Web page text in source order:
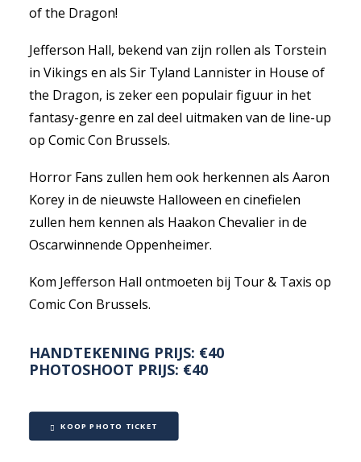
of the Dragon!
Jefferson Hall, bekend van zijn rollen als Torstein
in Vikings en als Sir Tyland Lannister in House of
the Dragon, is zeker een populair figuur in het
fantasy-genre en zal deel uitmaken van de line-up
op Comic Con Brussels.
Horror Fans zullen hem ook herkennen als Aaron
Korey in de nieuwste Halloween en cinefielen
zullen hem kennen als Haakon Chevalier in de
Oscarwinnende Oppenheimer.
Kom Jefferson Hall ontmoeten bij Tour & Taxis op
Comic Con Brussels.
HANDTEKENING PRIJS: €40
PHOTOSHOOT PRIJS: €40
KOOP PHOTO TICKET